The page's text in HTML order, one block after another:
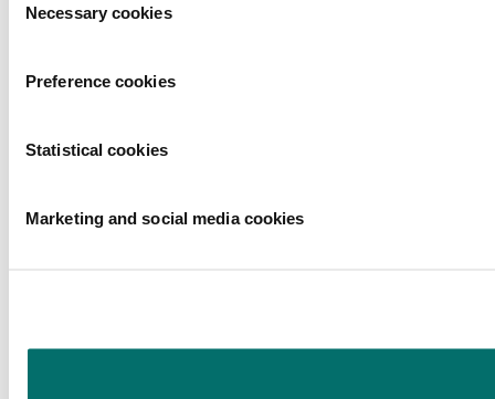
Necessary cookies
Preference cookies
Statistical cookies
Marketing and social media cookies